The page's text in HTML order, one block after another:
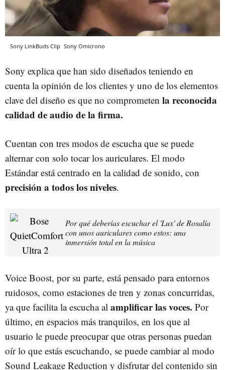
Sony LinkBuds Clip Sony Omicrono
Sony explica que han sido diseñados teniendo en
cuenta la opinión de los clientes y uno de los elementos
clave del diseño es que no comprometen la reconocida
calidad de audio de la firma.
Cuentan con tres modos de escucha que se puede
alternar con solo tocar los auriculares. El modo
Estándar está centrado en la calidad de sonido, con
precisión a todos los niveles.
Por qué deberías escuchar el 'Lux' de Rosalía
con unos auriculares como estos: una
inmersión total en la música
Voice Boost, por su parte, está pensado para entornos
ruidosos, como estaciones de tren y zonas concurridas,
ya que facilita la escucha al amplificar las voces. Por
último, en espacios más tranquilos, en los que al
usuario le puede preocupar que otras personas puedan
oír lo que estás escuchando, se puede cambiar al modo
Sound Leakage Reduction y disfrutar del contenido sin